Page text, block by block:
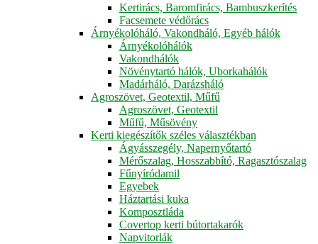
Kertirács, Baromfirács, Bambuszkerítés
Facsemete védőrács
Árnyékolóháló, Vakondháló, Egyéb hálók
Árnyékolóhálók
Vakondhálók
Növénytartó hálók, Uborkahálók
Madárháló, Darázsháló
Agroszövet, Geotextil, Műfű
Agroszövet, Geotextil
Műfű, Műsövény
Kerti kiegészítők széles választékban
Ágyásszegély, Napernyőtartó
Mérőszalag, Hosszabbító, Ragasztószalag
Fűnyíródamil
Egyebek
Háztartási kuka
Komposztláda
Covertop kerti bútortakarók
Napvitorlák